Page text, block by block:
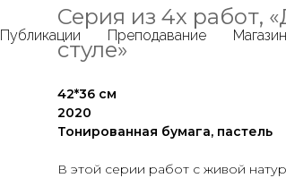
Публикации Преподавание Магазин
Серия из 4х работ,
стуле»
42*36 см
2020
Тонированная бумага, пастель
В этой серии работ с живой